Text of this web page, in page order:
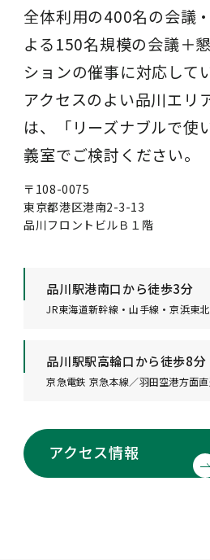
全体利用の400名の会議
よる150名規模の会議＋
ションの催事に対応して
アクセスのよい品川エリ
は、「リーズナブルで使
義室でご検討ください。
〒108-0075
東京都港区港南2-3-13
品川フロントビルＢ１階
品川駅港南口から徒歩3分
JR東海道新幹線・山手線・京浜東
品川駅駅高輪口から徒歩8分
京急電鉄 京急本線／羽田空港方面
アクセス情報